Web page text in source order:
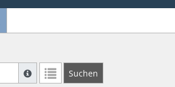
Suche mit Platzhalter "*", Bsp.
Suchen